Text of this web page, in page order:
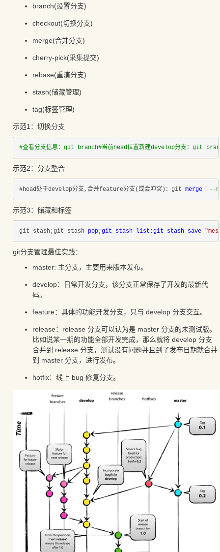
branch(设置分支)
checkout(切换分支)
merge(合并分支)
cherry-pick(采集提交)
rebase(重演分支)
stash(储藏管理)
tag(标签管理)
示范1：切换分支
#查看分支信息：git branch#当前head位置新建develop分支：git
示范2：分支整合
#head处于develop分支,合并feature分支(或会冲突)：git merge --
示范3：储藏和标签
git stash;git stash pop;git stash list;git stash save
git分支管理最佳实践：
master: 主分支，主要用来版本发布。
develop：日常开发分支，该分支正常保存了开发的最新代
码。
feature：具体的功能开发分支，只与 develop 分支交互。
release：release 分支可以认为是 master 分支的未测试版。
比如说某一期的功能全部开发完成，那么就将 develop 分支
合并到 release 分支，测试没有问题并且到了发布日期就合并
到 master 分支，进行发布。
hotfix：线上 bug 修复分支。